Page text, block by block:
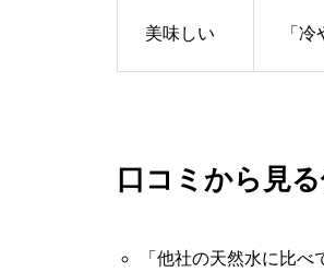
美味しい 「
口コミから見
「他社の天然水に比べ